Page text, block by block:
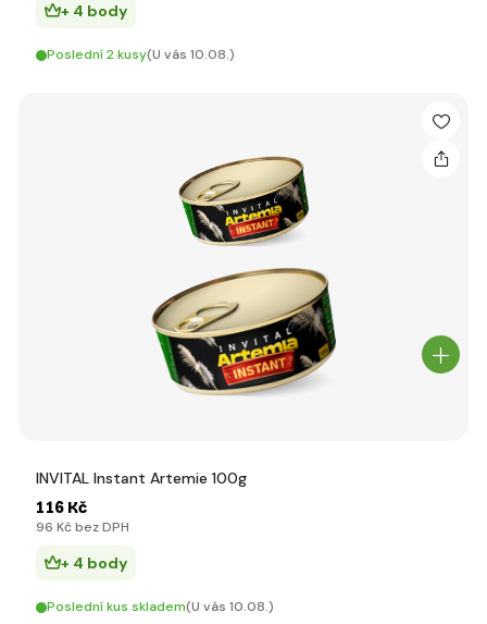
+ 4 body
Poslední 2 kusy(U vás 10.08.)
INVITAL Instant Artemie 100g
116 Kč
96 Kč bez DPH
+ 4 body
Poslední kus skladem(U vás 10.08.)